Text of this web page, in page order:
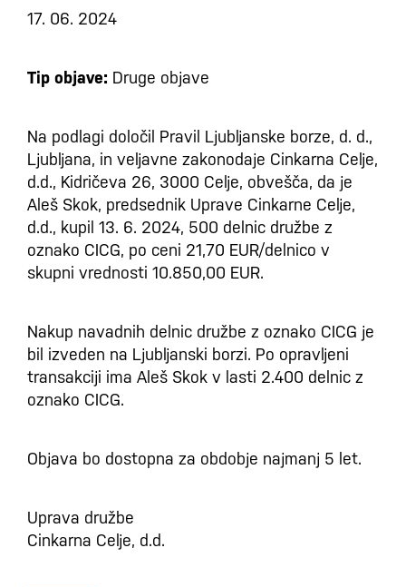
17. 06. 2024
Tip objave: Druge objave
Na podlagi določil Pravil Ljubljanske borze, d. d.,
Ljubljana, in veljavne zakonodaje Cinkarna Celje,
d.d., Kidričeva 26, 3000 Celje, obvešča, da je
Aleš Skok, predsednik Uprave Cinkarne Celje,
d.d., kupil 13. 6. 2024, 500 delnic družbe z
oznako CICG, po ceni 21,70 EUR/delnico v
skupni vrednosti 10.850,00 EUR.
Nakup navadnih delnic družbe z oznako CICG je
bil izveden na Ljubljanski borzi. Po opravljeni
transakciji ima Aleš Skok v lasti 2.400 delnic z
oznako CICG.
Objava bo dostopna za obdobje najmanj 5 let.
Uprava družbe
Cinkarna Celje, d.d.